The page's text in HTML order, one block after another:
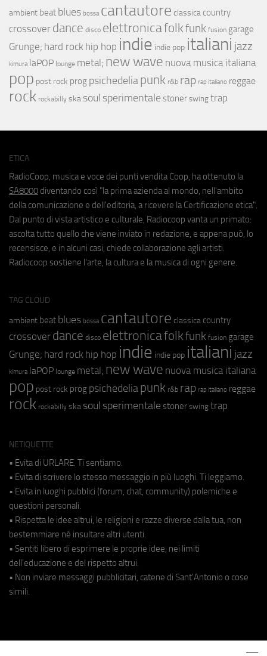
ambient beat blues bossa cantautore classica country
crossover dance disco elettronicafolkfunk fusion garage
Grunge; hard rock hip hop indie indie pop italiani jazz
kimura laPOP lounge metal; new wave nuova musica italiana
pop post rock prog psichedeliapunk r&b rap rap italiano reggae
rock rockabilly ska soul sperimentale stoner swing trap
ETICA
RadioCoop, musica e voce dei punti vendita Coop, ha ottenuto la
SA8000 diventando così "la prima azienda al mondo, nell'ambito
della comunicazione e dell'editoria, a ricevere la Certificazione etica".
Dal punto di vista artistico e culturale, Radiocoop vanta un primato:
ascolta tutto quello che viene inviato in redazione, e appena può, lo
recensisce, e in alcuni casi, chiede collaborazione agli artisti.
Radiocoop sostiene l'arte, la cultura e la musica di ogni genere.
TAG CLOUD
ambient beat blues bossa cantautore classica country
crossover dance disco elettronicafolkfunk fusion garage
Grunge; hard rock hip hop indie indie pop italiani jazz
kimura laPOP lounge metal; new wave nuova musica italiana
pop post rock prog psichedeliapunk r&b rap rap italiano reggae
rock rockabilly ska soul sperimentale stoner swing trap
NETIQUETTE
• Evita di URLARE. Ti sentiamo.
• Evita di scrivere lo stesso messaggio in più luoghi. Ti leggiamo.
• Evita in luoghi pubblici (forum, chat, community) polemiche e
questioni personali.
• Rispetta le idee altrui, le religioni e razze diverse dalla tua, non
bestemmiare né insultare altri utenti.
• Sentiti libero di esprimere le proprie idee, nei limiti
dell'educazione e del rispetto altrui.
• Non inviare messaggi pubblicitari, catene di Sant'Antonio o cose
simili.